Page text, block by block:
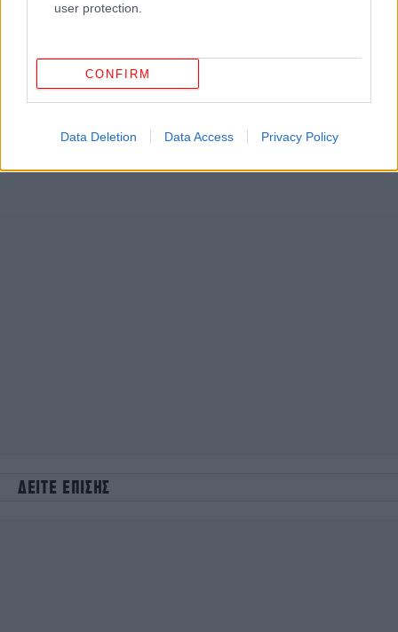
user protection.
CONFIRM
Data Deletion Data Access Privacy Policy
ΔΕΙΤΕ ΕΠΙΣΗΣ